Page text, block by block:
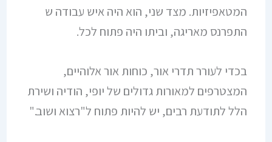
המטאפיזיות. מצד שני, הוא היה איש עבודה ש
התפרנס מאריגה, וביתו היה פתוח לכל.
בכדי לעורר תדרי אור, כוחות אור אלוהיים,
המצטרפים למאורות גדולים של יופי, הודיה ושירת
הלל לתודעת רבים, יש להיות פתוח ל"רצוא ושוב."